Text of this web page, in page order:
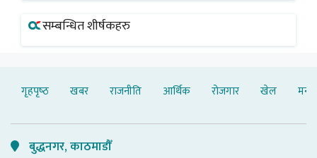
सम्बन्धित शीर्षकहरु
गृहपृष्‍ठ खबर राजनीति आर्थिक रोजगार खेल
बुद्धनगर, काठमाडौँ